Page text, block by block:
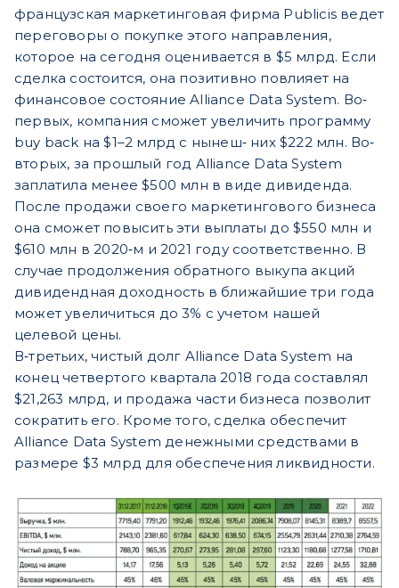
французская маркетинговая фирма Publicis ведет
переговоры о покупке этого направления,
которое на сегодня оценивается в $5 млрд. Если
сделка состоится, она позитивно повлияет на
финансовое состояние Alliance Data System. Во‐
первых, компания сможет увеличить программу
buy back на $1–2 млрд с нынеш‐ них $222 млн. Во‐
вторых, за прошлый год Alliance Data System
заплатила менее $500 млн в виде дивиденда.
После продажи своего маркетингового бизнеса
она сможет повысить эти выплаты до $550 млн и
$610 млн в 2020‐м и 2021 году соответственно. В
случае продолжения обратного выкупа акций
дивидендная доходность в ближайшие три года
может увеличиться до 3% с учетом нашей
целевой цены.
В‐третьих, чистый долг Alliance Data System на
конец четвертого квартала 2018 года составлял
$21,263 млрд, и продажа части бизнеса позволит
сократить его. Кроме того, сделка обеспечит
Alliance Data System денежными средствами в
размере $3 млрд для обеспечения ликвидности.